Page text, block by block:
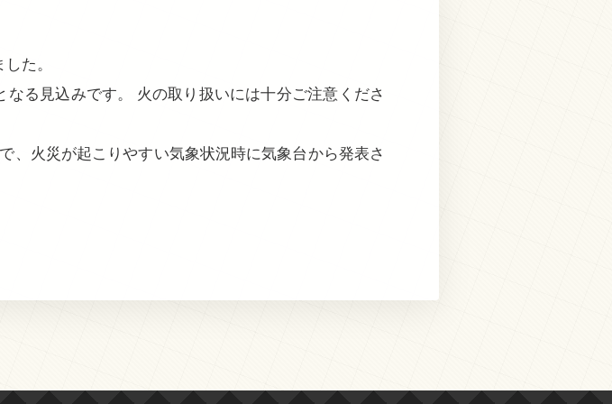
た。
る見込みです。 火の取り扱いには十分ご注意くださ
、火災が起こりやすい気象状況時に気象台から発表さ